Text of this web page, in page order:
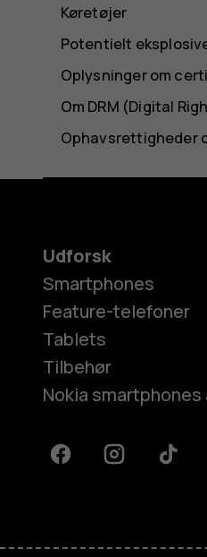
Køretøjer
Potentielt
Oplysninger om
Om DRM (Digital
Ophavsrettigheder
Udforsk
Smartphones
Feature-telefoner
Tablets
Tilbehør
Nokia
FacebookInstagramTiktok